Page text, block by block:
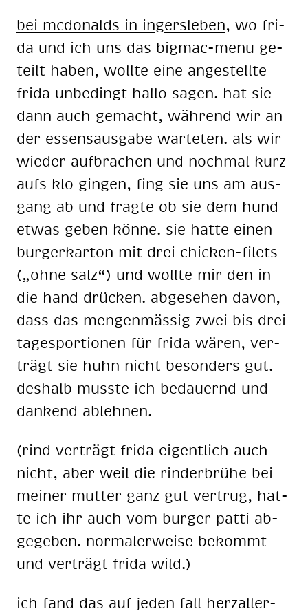
bei mc­do­nalds in in­gers­le­ben, wo fri­
da und ich uns das big­mac-menu ge­
teilt ha­ben, woll­te eine an­ge­stell­te
fri­da un­be­dingt hal­lo sa­gen. hat sie
dann auch ge­macht, wäh­rend wir an
der es­sens­aus­ga­be war­te­ten. als wir
wie­der auf­bra­chen und noch­mal kurz
aufs klo gin­gen, fing sie uns am aus­
gang ab und frag­te ob sie dem hund
et­was ge­ben kön­ne. sie hat­te ei­nen
bur­ger­kar­ton mit drei chi­cken-fi­lets
(„ohne salz“) und woll­te mir den in
die hand drü­cken. ab­ge­se­hen da­von,
dass das men­gen­mäs­sig zwei bis drei
ta­ges­por­tio­nen für fri­da wä­ren, ver­
trägt sie huhn nicht be­son­ders gut.
des­halb muss­te ich be­dau­ernd und
dan­kend ab­leh­nen.
(rind ver­trägt fri­da ei­gent­lich auch
nicht, aber weil die rin­der­brü­he bei
mei­ner mut­ter ganz gut ver­trug, hat­
te ich ihr auch vom bur­ger pat­ti ab­
ge­ge­ben. nor­ma­ler­wei­se be­kommt
und ver­trägt fri­da wild.)
ich fand das auf je­den fall herz­al­ler­